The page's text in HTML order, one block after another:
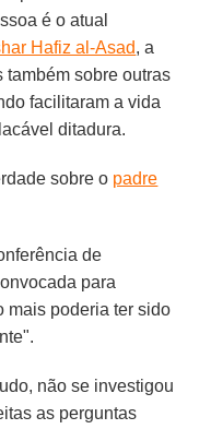
é o atual
Hafiz al-Asad, a
também sobre outras
facilitaram a vida
ditadura.
sobre o padre
de
para
mais poderia ter sido
não se investigou
as perguntas